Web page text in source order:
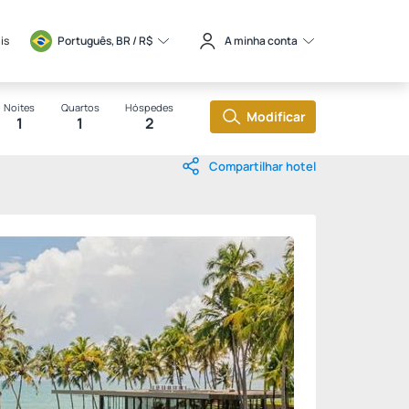
Português, BR / R$ A minha conta
Noites
1
Quartos
1
Hóspedes
2 Modificar
Compartilhar hotel